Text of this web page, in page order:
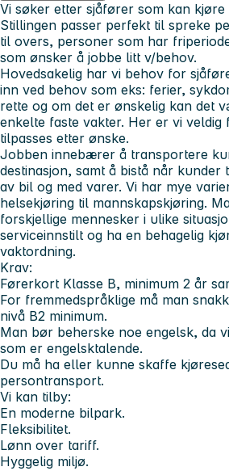
Vi søker etter sjåfører som kan kjøre
Stillingen passer perfekt til spreke
til overs, personer som har
som ønsker å jobbe litt v/behov.
Hovedsakelig har vi behov for
inn ved behov som eks: ferier,
rette og om det er ønskelig kan det
enkelte faste vakter. Her er vi veldig
tilpasses etter ønske.
Jobben innebærer å transportere
destinasjon, samt å bistå når
av bil og med varer. Vi har mye
helsekjøring til mannskapskjøring.
forskjellige mennesker i ulike
serviceinnstilt og ha en behagelig
vaktordning.
Krav:
Førerkort Klasse B, minimum 2 år
For fremmedspråklige må man
nivå B2 minimum.
Man bør beherske noe engelsk, da
som er engelsktalende.
Du må ha eller kunne skaffe
persontransport.
Vi kan tilby:
En moderne bilpark.
Fleksibilitet.
Lønn over tariff.
Hyggelig miljø.